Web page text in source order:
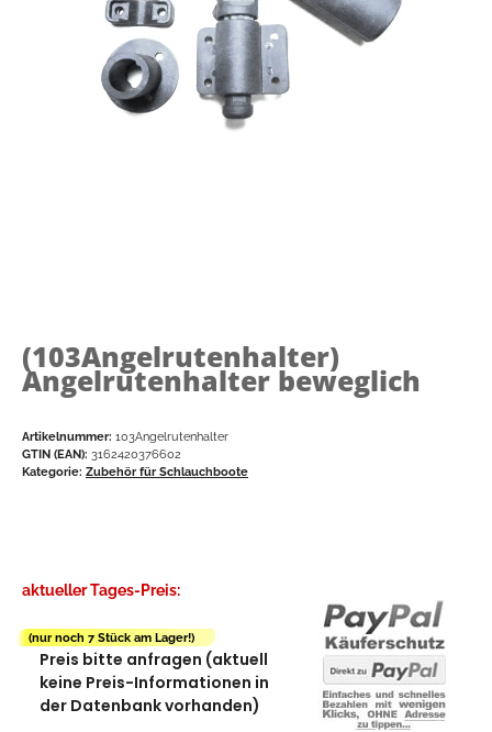
(103Angelrutenhalter)
Angelrutenhalter beweglich
Artikelnummer: 103Angelrutenhalter
GTIN (EAN): 3162420376602
Kategorie: Zubehör für Schlauchboote
aktueller Tages-Preis:
(nur noch 7 Stück am Lager!)
Preis bitte anfragen (aktuell
keine Preis-Informationen in
der Datenbank vorhanden)